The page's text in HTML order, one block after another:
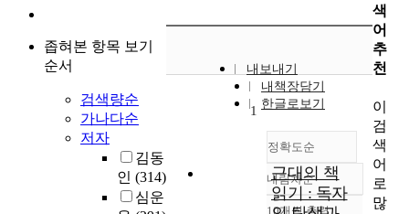
좁혀본 항목 보기
순서
검색량순
가나다순
저자
김동
인 (314)
심운
내보내기
내책장담기
한글로보기
정확도순
정확도
순
내림차순
10개씩 출력
1
근대의 책
읽기 : 독자
색
어
추
천
이
검
색
어
로
많